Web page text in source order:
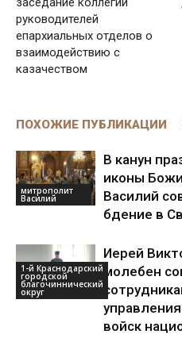
руководителей
епархиальных отделов о
взаимодействию с
казачеством
ПОХОЖИЕ ПУБЛИКАЦИИ
митрополит
Василий
В канун
иконы
Василий
бдение в
1-й Краснодарский
городской
благочиннический
округ
Иерей
молебен
войск